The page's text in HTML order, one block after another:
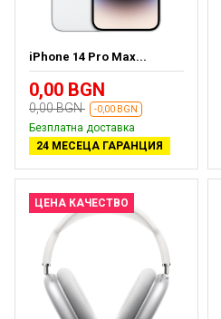
iPhone 14 Pro Max...
0,00 BGN
0,00 BGN -0,00 BGN
Безплатна доставка
24 МЕСЕЦА ГАРАНЦИЯ
ЦЕНА КАЧЕСТВО